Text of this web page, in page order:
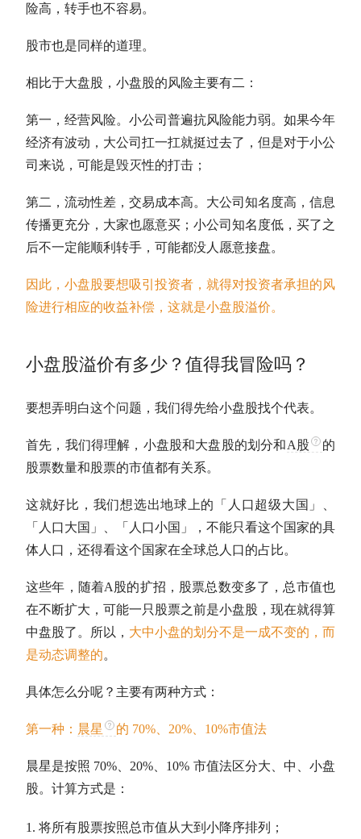
险高，转手也不容易。
股市也是同样的道理。
相比于大盘股 ，小盘股的风险主要有二：
第一，经营风险。小公司普遍抗风险能力弱。如果今年
经济有波动，大公司扛一扛就挺过去了，但是对于小公
司来说，可能是毁灭性的打击；
第二，流动性差，交易成本高。大公司知名度高，信息
传播更充分，大家也愿意买；小公司知名度低，买了之
后不一定能顺利转手，可能都没人愿意接盘。
因此，小盘股要想吸引投资者，就得对投资者承担的风
险进行相应的收益补偿，这就是小盘股溢价。
小盘股溢价有多少？值得我冒险吗？
要想弄明白这个问题，我们得先给小盘股找个代表。
首先，我们得理解，小盘股和大盘股的划分和A股
的
股票数量和股票的市值都有关系。
这就好比，我们想选出地球上的「人口超级大国」、
「人口大国」、「人口小国」，不能只看这个国家的具
体人口，还得看这个国家在全球总人口的占比。
这些年，随着A股的扩招，股票总数变多了，总市值也
在不断扩大，可能一只股票之前是小盘股，现在就得算
中盘股了。所以， 大中小盘的划分不是一成不变的，而
是动态调整的。
具体怎么分呢？主要有两种方式：
第一种： 晨星 的 70%、20%、10%市值法
晨星是按照 70%、20%、10% 市值法区分大、中、小盘
股。计算方式是：
将所有股票按照总市值从大到小降序排列；